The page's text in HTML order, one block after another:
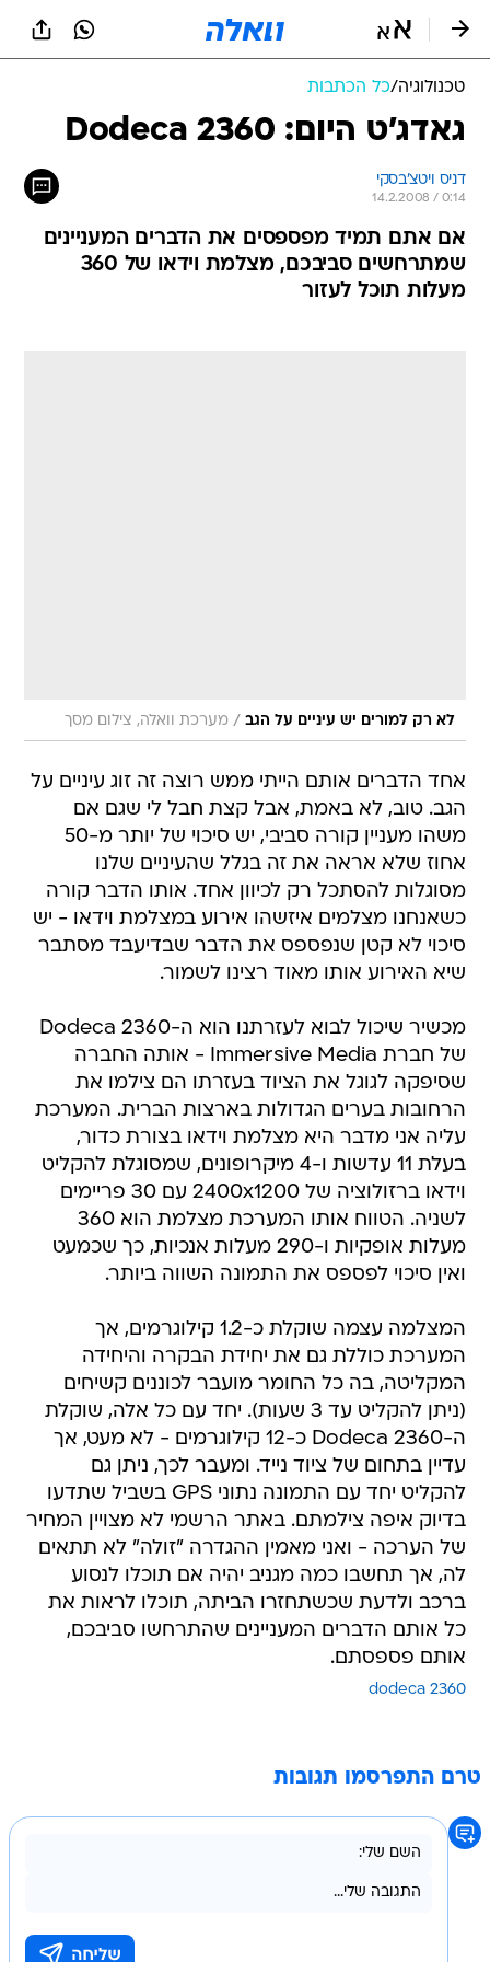
טכנולוגיה/כל הכתבות
גאדג'ט היום: Dodeca 2360
דניס ויטצ'בסקי
14.2.2008 / 0:14
אם אתם תמיד מפספסים את הדברים המעניינים
שמתרחשים סביבכם, מצלמת וידאו של 360
מעלות תוכל לעזור
לא רק למורים יש עיניים על הגב / מערכת וואלה, צילום מסך
אחד הדברים אותם הייתי ממש רוצה זה זוג עיניים על
הגב. טוב, לא באמת, אבל קצת חבל לי שגם אם
משהו מעניין קורה סביבי, יש סיכוי של יותר מ-50
אחוז שלא אראה את זה בגלל שהעיניים שלנו
מסוגלות להסתכל רק לכיוון אחד. אותו הדבר קורה
כשאנחנו מצלמים איזשהו אירוע במצלמת וידאו - יש
סיכוי לא קטן שנפספס את הדבר שבדיעבד מסתבר
שיא האירוע אותו מאוד רצינו לשמור.
מכשיר שיכול לבוא לעזרתנו הוא ה-Dodeca 2360
של חברת Immersive Media - אותה החברה
שסיפקה לגוגל את הציוד בעזרתו הם צילמו את
הרחובות בערים הגדולות בארצות הברית. המערכת
עליה אני מדבר היא מצלמת וידאו בצורת כדור,
בעלת 11 עדשות ו-4 מיקרופונים, שמסוגלת להקליט
וידאו ברזולוציה של 2400x1200 עם 30 פריימים
לשניה. הטווח אותו המערכת מצלמת הוא 360
מעלות אופקיות ו-290 מעלות אנכיות, כך שכמעט
ואין סיכוי לפספס את התמונה השווה ביותר.
המצלמה עצמה שוקלת כ-1.2 קילוגרמים, אך
המערכת כוללת גם את יחידת הבקרה והיחידה
המקליטה, בה כל החומר מועבר לכוננים קשיחים
(ניתן להקליט עד 3 שעות). יחד עם כל אלה, שוקלת
ה-Dodeca 2360 כ-12 קילוגרמים - לא מעט, אך
עדיין בתחום של ציוד נייד. ומעבר לכך, ניתן גם
להקליט יחד עם התמונה נתוני GPS בשביל שתדעו
בדיוק איפה צילמתם. באתר הרשמי לא מצויין המחיר
של הערכה - ואני מאמין ההגדרה "זולה" לא תתאים
לה, אך תחשבו כמה מגניב יהיה אם תוכלו לנסוע
ברכב ולדעת שכשתחזרו הביתה, תוכלו לראות את
כל אותם הדברים המעניינים שהתרחשו סביבכם,
אותם פספסתם.
dodeca 2360
טרם התפרסמו תגובות